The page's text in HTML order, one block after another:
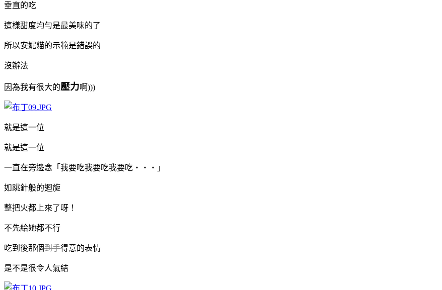
垂直的吃
這樣甜度均勻是最美味的了
所以安妮貓的示範是錯誤的
沒辦法
因為我有很大的壓力啊)))
就是這一位
就是這一位
一直在旁邊念「我要吃我要吃我要吃‧‧‧」
如跳針般的迴旋
整把火都上來了呀！
不先給她都不行
吃到後那個到手得意的表情
是不是很令人氣結